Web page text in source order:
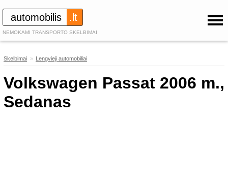
automobilis .lt
NEMOKAMI TRANSPORTO SKELBIMAI
Skelbimai » Lengvieji automobiliai
Volkswagen Passat 2006 m.,
Sedanas